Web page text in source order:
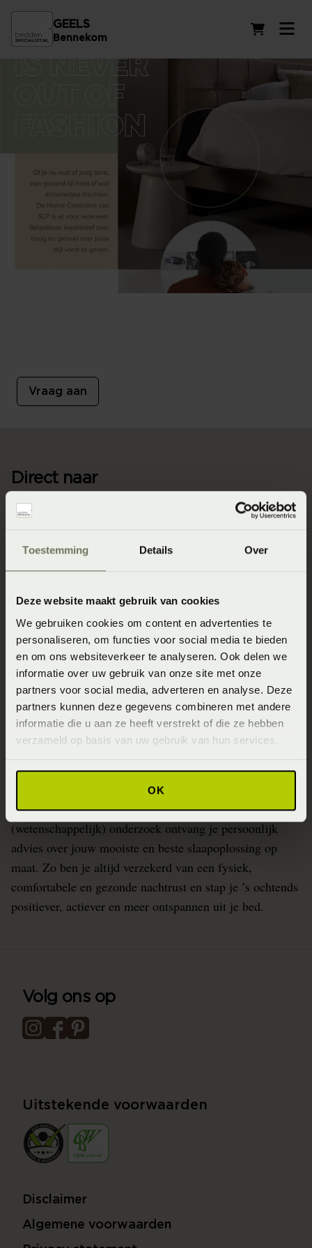
Toestemming Details Over
Deze website maakt gebruik van cookies
We gebruiken cookies om content en advertenties te
personaliseren, om functies voor social media te bieden
en om ons websiteverkeer te analyseren. Ook delen we
informatie over uw gebruik van onze site met onze
partners voor social media, adverteren en analyse. Deze
partners kunnen deze gegevens combineren met andere
informatie die u aan ze heeft verstrekt of die ze hebben
verzameld op basis van uw gebruik van hun services.
OK
GEELS
Bennekom
Vraag aan
Direct naar
Slaapgedrag Thuismeting
Winkels
Ontwerp jouw bed in 3D!
Slaapfysio
Blogs over slapen
Beddenspecialist Business
Duurzaam Ondernemen
Veelgestelde vragen
Dankzij onafhankelijke slaapmetingen en continu
(wetenschappelijk) onderzoek ontvang je persoonlijk
advies over jouw mooiste en beste slaapoplossing op
maat. Zo ben je altijd verzekerd van een fysiek,
comfortabele en gezonde nachtrust en stap je ’s ochtends
positiever, actiever en meer ontspannen uit je bed.
Volg ons op
Uitstekende voorwaarden
Disclaimer
Algemene voorwaarden